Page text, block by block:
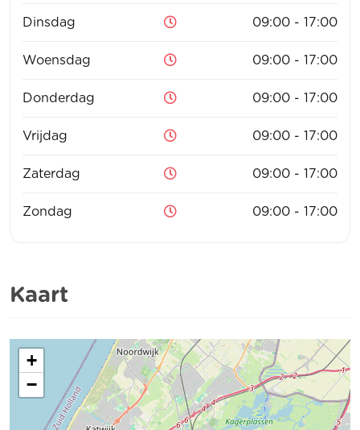
Dinsdag 09:00 - 17:00
Woensdag 09:00 - 17:00
Donderdag 09:00 - 17:00
Vrijdag 09:00 - 17:00
Zaterdag 09:00 - 17:00
Zondag 09:00 - 17:00
Kaart
+
−